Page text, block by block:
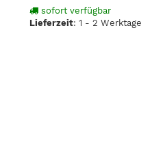
sofort verfügbar
Lieferzeit:1 - 2 Werktage